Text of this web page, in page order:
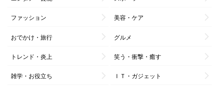
ファッション 美容・ケア
おでかけ・旅行 グルメ
トレンド・炎上 笑う・衝撃・癒す
雑学・お役立ち ＩＴ・ガジェット